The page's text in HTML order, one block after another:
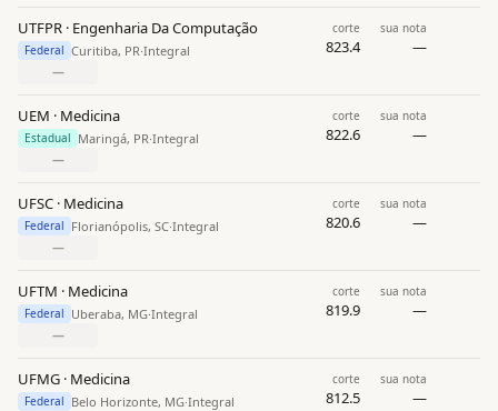
UTFPR · Engenharia Da Computação
Federal Curitiba, PR·Integral
corte
823.4
sua nota
—
—
UEM · Medicina
Estadual Maringá, PR·Integral
corte
822.6
sua nota
—
—
UFSC · Medicina
Federal Florianópolis, SC·Integral
corte
820.6
sua nota
—
—
UFTM · Medicina
Federal Uberaba, MG·Integral
corte
819.9
sua nota
—
—
UFMG · Medicina
Federal Belo Horizonte, MG·Integral
corte
812.5
sua nota
—